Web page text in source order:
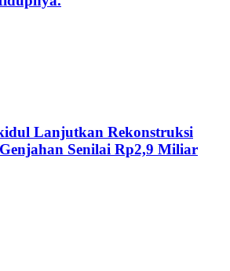
Lanjutkan Rekonstruksi
Senilai Rp2,9 Miliar